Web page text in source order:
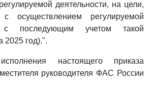
деятельности, на цели,
осуществлением регулируемой
с последующим учетом такой
2025 год).".
настоящего приказа
руководителя ФАС России